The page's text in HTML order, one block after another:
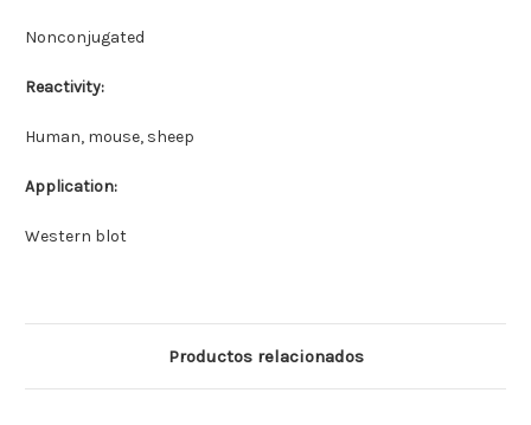
Nonconjugated
Reactivity:
Human, mouse, sheep
Application:
Western blot
Productos relacionados